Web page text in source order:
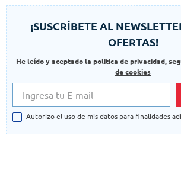
¡SUSCRÍBETE AL
OFERTAS!
He leído y aceptado la politica de privacidad,
de cookies
Autorizo el uso de mis datos para finalidades